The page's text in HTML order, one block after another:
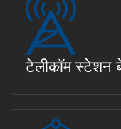
टेलीकॉम स्टेशन